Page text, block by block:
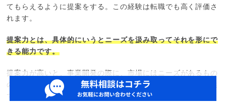
てもらえるように提案をする。この経験は転職でも高く評価さ
れます。
提案力とは、具体的にいうとニーズを汲み取ってそれを形にで
きる能力です。
提案力が高いと、事業開発の際に、市場にはニーズがあるもの
のまだ解決されていない課題を解決する商品やサービスを提供
できます。